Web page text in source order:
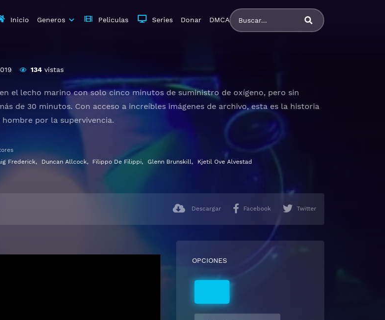
Inicio Generos Peliculas Series Donar DMCA
134vistas
el lecho marino con solo cinco minutos de suministro de oxígeno, pero sin
de 30 minutos. Con acceso a increíbles imágenes de archivo, esta es la historia
por la supervivencia.
720p | Idioma español latino, subtitulado, castellano
Frederick, Duncan Allcock, Filippo De Filippi, Glenn Brunskill, Kjetil Ove Alvestad
Descargar Facebook Twitter
OPCIONES